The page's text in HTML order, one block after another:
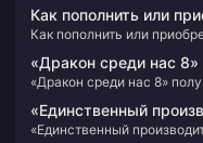
увеличением
серверов
Как пополнить или
SEAGM (SG)
Как пополнить или
«Дракон среди нас
Famitsu: шедевр в
«Дракон среди нас 8»
«Единственный
составил рейтинг 20
«Единственный